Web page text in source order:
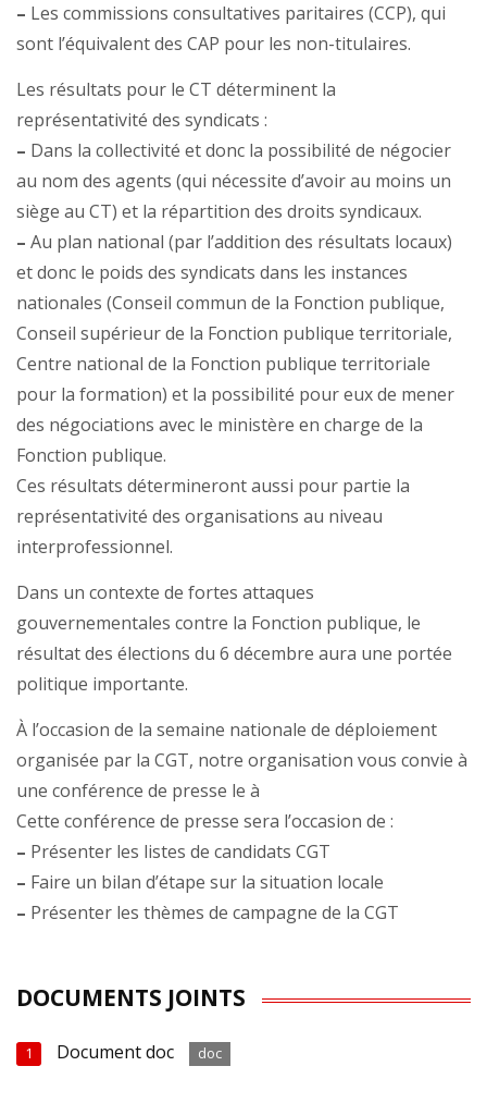
– Les commissions consultatives paritaires (CCP), qui
sont l’équivalent des CAP pour les non-titulaires.
Les résultats pour le CT déterminent la
représentativité des syndicats :
– Dans la collectivité et donc la possibilité de négocier
au nom des agents (qui nécessite d’avoir au moins un
siège au CT) et la répartition des droits syndicaux.
– Au plan national (par l’addition des résultats locaux)
et donc le poids des syndicats dans les instances
nationales (Conseil commun de la Fonction publique,
Conseil supérieur de la Fonction publique territoriale,
Centre national de la Fonction publique territoriale
pour la formation) et la possibilité pour eux de mener
des négociations avec le ministère en charge de la
Fonction publique.
Ces résultats détermineront aussi pour partie la
représentativité des organisations au niveau
interprofessionnel.
Dans un contexte de fortes attaques
gouvernementales contre la Fonction publique, le
résultat des élections du 6 décembre aura une portée
politique importante.
À l’occasion de la semaine nationale de déploiement
organisée par la CGT, notre organisation vous convie à
une conférence de presse le à
Cette conférence de presse sera l’occasion de :
– Présenter les listes de candidats CGT
– Faire un bilan d’étape sur la situation locale
– Présenter les thèmes de campagne de la CGT
DOCUMENTS JOINTS
1 Document doc doc